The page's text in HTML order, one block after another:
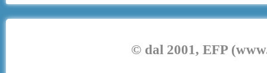
© dal 2001, EFP